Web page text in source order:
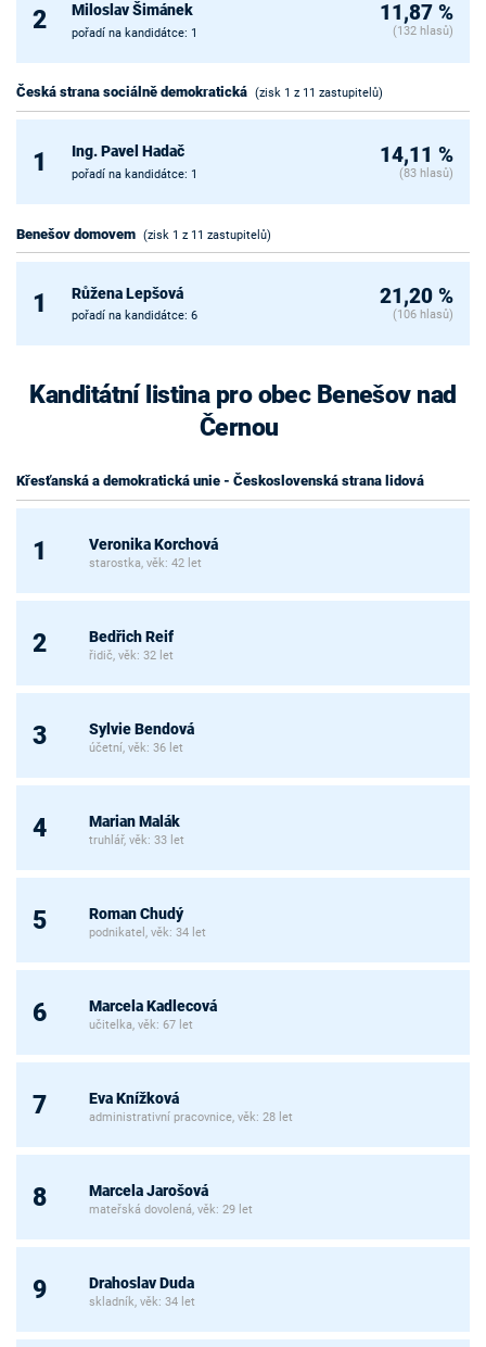
2 Miloslav Šimánek
pořadí na kandidátce: 1
11,87 %
(132 hlasů)
Česká strana sociálně demokratická (zisk 1 z 11 zastupitelů)
1 Ing. Pavel Hadač
pořadí na kandidátce: 1
14,11 %
(83 hlasů)
Benešov domovem (zisk 1 z 11 zastupitelů)
1 Růžena Lepšová
pořadí na kandidátce: 6
21,20 %
(106 hlasů)
Kanditátní listina pro obec Benešov nad
Černou
Křesťanská a demokratická unie - Československá strana lidová
1 Veronika Korchová
starostka, věk: 42 let
2 Bedřich Reif
řidič, věk: 32 let
3 Sylvie Bendová
účetní, věk: 36 let
4 Marian Malák
truhlář, věk: 33 let
5 Roman Chudý
podnikatel, věk: 34 let
6 Marcela Kadlecová
učitelka, věk: 67 let
7 Eva Knížková
administrativní pracovnice, věk: 28 let
8 Marcela Jarošová
mateřská dovolená, věk: 29 let
9 Drahoslav Duda
skladník, věk: 34 let